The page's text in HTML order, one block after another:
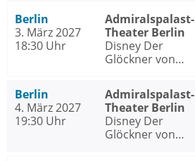
Berlin
3. März 2027
18:30 Uhr
Admiralspalast-
Theater Berlin
Disney Der
Glöckner von
Berlin
4. März 2027
19:30 Uhr
Admiralspalast-
Theater Berlin
Disney Der
Glöckner von